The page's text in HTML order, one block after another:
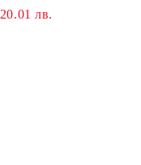
20.01 лв.